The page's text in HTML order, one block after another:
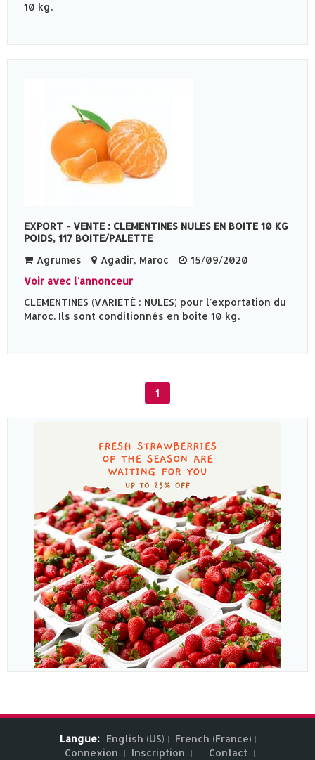
10 kg.
EXPORT - VENTE : CLEMENTINES NULES EN BOITE 10 KG
POIDS, 117 BOITE/PALETTE
Agrumes
Agadir, Maroc
15/09/2020
Voir avec l'annonceur
CLEMENTINES (VARIÉTÉ : NULES) pour l'exportation du
Maroc. Ils sont conditionnés en boite 10 kg.
1
Langue: English (US)
French (France)
Connexion
Inscription Contact